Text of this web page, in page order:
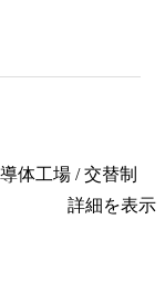
体工場 / 交替制
詳細を表示